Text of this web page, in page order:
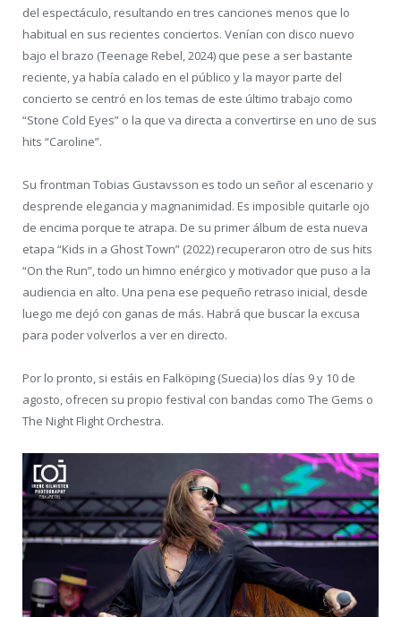
del espectáculo, resultando en tres canciones menos que lo
habitual en sus recientes conciertos. Venían con disco nuevo
bajo el brazo (Teenage Rebel, 2024) que pese a ser bastante
reciente, ya había calado en el público y la mayor parte del
concierto se centró en los temas de este último trabajo como
“Stone Cold Eyes” o la que va directa a convertirse en uno de sus
hits “Caroline”.
Su frontman Tobias Gustavsson es todo un señor al escenario y
desprende elegancia y magnanimidad. Es imposible quitarle ojo
de encima porque te atrapa. De su primer álbum de esta nueva
etapa “Kids in a Ghost Town” (2022) recuperaron otro de sus hits
“On the Run”, todo un himno enérgico y motivador que puso a la
audiencia en alto. Una pena ese pequeño retraso inicial, desde
luego me dejó con ganas de más. Habrá que buscar la excusa
para poder volverlos a ver en directo.
Por lo pronto, si estáis en Falköping (Suecia) los días 9 y 10 de
agosto, ofrecen su propio festival con bandas como The Gems o
The Night Flight Orchestra.